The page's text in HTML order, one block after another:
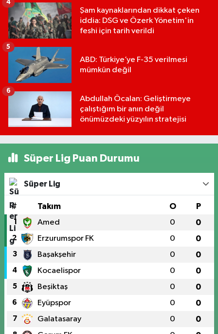
Şam kaynaklarından dikkat çeken
iddia: DSG ve Özerk Yönetim'in
feshi için tarih verildi
4
ABD: Türkiye’ye F-35 verilmesi
mümkün değil
5
Abdullah Öcalan: Geliştirmeye
çalıştığım bir anın değil
önümüzdeki yüzyılın stratejisi
6
Süper Lig Puan Durumu
Süper Lig
# Takım O P
1 Amed 0 0
2 Erzurumspor FK 0 0
3 Başakşehir 0 0
4 Kocaelispor 0 0
5 Beşiktaş 0 0
6 Eyüpspor 0 0
7 Galatasaray 0 0